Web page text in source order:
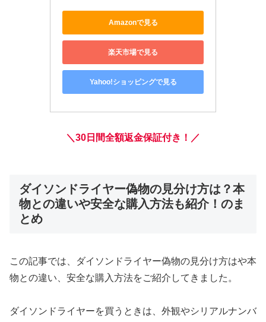
Amazonで見る
楽天市場で見る
Yahoo!ショッピングで見る
＼30日間全額返金保証付き！／
ダイソンドライヤー偽物の見分け方は？本
物との違いや安全な購入方法も紹介！のま
とめ
この記事では、ダイソンドライヤー偽物の見分け方はや本
物との違い、安全な購入方法をご紹介してきました。
ダイソンドライヤーを買うときは、外観やシリアルナンバ